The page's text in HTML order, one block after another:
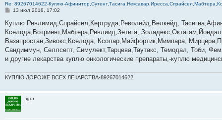
Re: 89267014622-­­­­­­­­­­­Куплю-
С
о
б
щ
е
и
е
13 июл 2018, 17:02
Куплю Ревлимид,Спрайсел,Кертруда,Револейд,Велкейд,
Кселода,Вотриент,Мабтера,Ревлиид,Зетига,
Вазапростан,Зивокс,Кселода, Ксолар,Майфортик,Мимпара,
Сандиммун, Селлсепт, Симулект,Тарцева,Таутакс, Темодал, Тоби,
и другие лекарства куплю онкологические препараты,-куплю
КУПЛЮ ДОРОЖЕ ВСЕХ ЛЕКАРСТВА-89267014622
igor